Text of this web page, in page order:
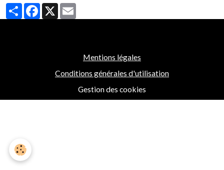
PartagerFacebook
X
Mentions légales
Conditions générales d'utilisation
Gestion des cookies